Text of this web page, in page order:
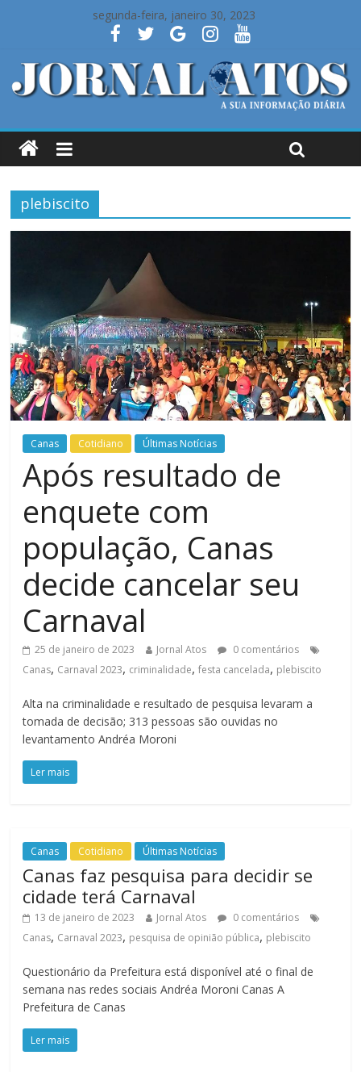
segunda-feira, janeiro 30, 2023
plebiscito
Canas Cotidiano Últimas Notícias
Após resultado de
enquete com
população, Canas
decide cancelar seu
Carnaval
25 de janeiro de 2023 Jornal Atos
0 comentários
Canas, Carnaval 2023, criminalidade,festa cancelada, plebiscito
Alta na criminalidade e resultado de pesquisa levaram a
tomada de decisão; 313 pessoas são ouvidas no
levantamento Andréa Moroni
Ler mais
Canas Cotidiano Últimas Notícias
Canas faz pesquisa para decidir se
cidade terá Carnaval
13 de janeiro de 2023 Jornal Atos
0 comentários
Canas, Carnaval 2023, pesquisa de opinião pública, plebiscito
Questionário da Prefeitura está disponível até o final de
semana nas redes sociais Andréa Moroni Canas A
Prefeitura de Canas
Ler mais